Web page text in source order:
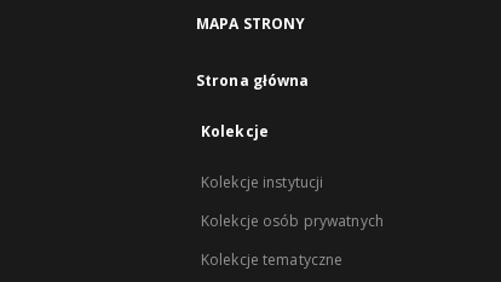
MAPA STRONY
Strona główna
Kolekcje
Kolekcje instytucji
Kolekcje osób prywatnych
Kolekcje tematyczne